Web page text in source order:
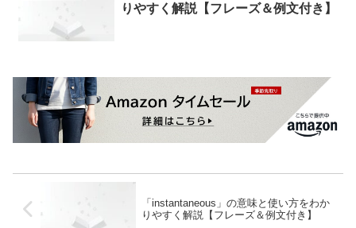
りやすく解説【フレーズ＆例文付き】
「instantaneous」の意味と使い方をわか
りやすく解説【フレーズ＆例文付き】